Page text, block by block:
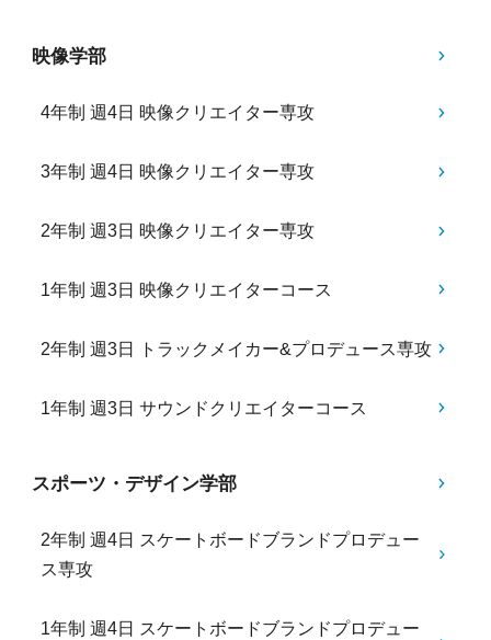
映像学部
4年制 週4日 映像クリエイター専攻
3年制 週4日 映像クリエイター専攻
2年制 週3日 映像クリエイター専攻
1年制 週3日 映像クリエイターコース
2年制 週3日 トラックメイカー&プロデュース専攻
1年制 週3日 サウンドクリエイターコース
スポーツ・デザイン学部
2年制 週4日 スケートボードブランドプロデュー
ス専攻
1年制 週4日 スケートボードブランドプロデュー